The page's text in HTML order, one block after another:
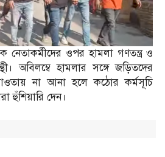
নেতাকর্মীদের ওপর হামলা গণতন্ত্র ও
অবিলম্বে হামলার সঙ্গে জড়িতদের
না আনা হলে কঠোর কর্মসূচি
হুঁশিয়ারি দেন।